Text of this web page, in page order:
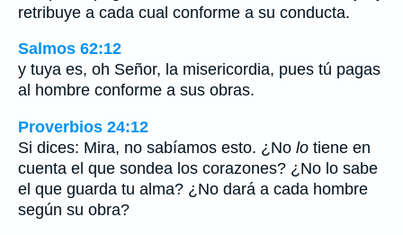
retribuye a cada cual conforme a su conducta.
Salmos 62:12
y tuya es, oh Señor, la misericordia, pues tú pagas
al hombre conforme a sus obras.
Proverbios 24:12
Si dices: Mira, no sabíamos esto. ¿No lo tiene en
cuenta el que sondea los corazones? ¿No lo sabe
el que guarda tu alma? ¿No dará a cada hombre
según su obra?